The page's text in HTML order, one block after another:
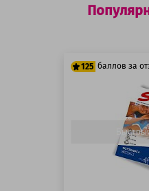
125 баллов за
125 баллов
125 баллов